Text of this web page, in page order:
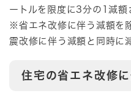
ートルを限度に3分の1減額
※省エネ改修に伴う減額を
震改修に伴う減額と同時に
住宅の省エネ改修